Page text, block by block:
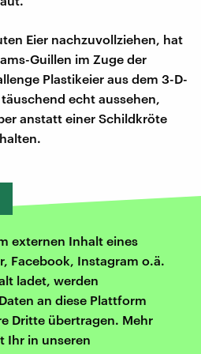
Eier nachzuvollziehen, hat
Guillen im Zuge der
Plastikeier aus dem 3-D-
täuschend echt aussehen,
anstatt einer Schildkröte
externen Inhalt eines
Facebook, Instagram o.ä.
ladet, werden
an diese Plattform
Dritte übertragen. Mehr
Ihr in unseren